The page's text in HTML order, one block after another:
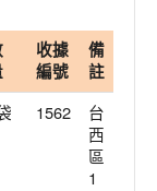
收據
編號
備
註
1562
台
西
區
1